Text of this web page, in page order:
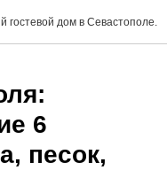
гостевой дом в Севастополе.
6
песок,